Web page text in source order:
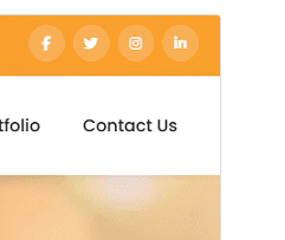
0.1.6
50+